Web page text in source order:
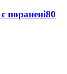
поранені80